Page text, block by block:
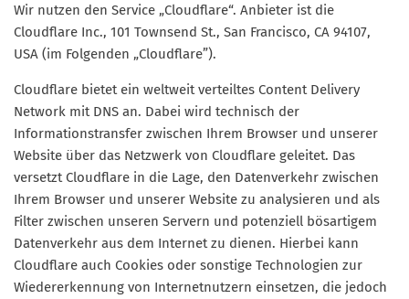
Wir nutzen den Service „Cloudflare“. Anbieter ist die
Cloudflare Inc., 101 Townsend St., San Francisco, CA 94107,
USA (im Folgenden „Cloudflare”).
Cloudflare bietet ein weltweit verteiltes Content Delivery
Network mit DNS an. Dabei wird technisch der
Informationstransfer zwischen Ihrem Browser und unserer
Website über das Netzwerk von Cloudflare geleitet. Das
versetzt Cloudflare in die Lage, den Datenverkehr zwischen
Ihrem Browser und unserer Website zu analysieren und als
Filter zwischen unseren Servern und potenziell bösartigem
Datenverkehr aus dem Internet zu dienen. Hierbei kann
Cloudflare auch Cookies oder sonstige Technologien zur
Wiedererkennung von Internetnutzern einsetzen, die jedoch